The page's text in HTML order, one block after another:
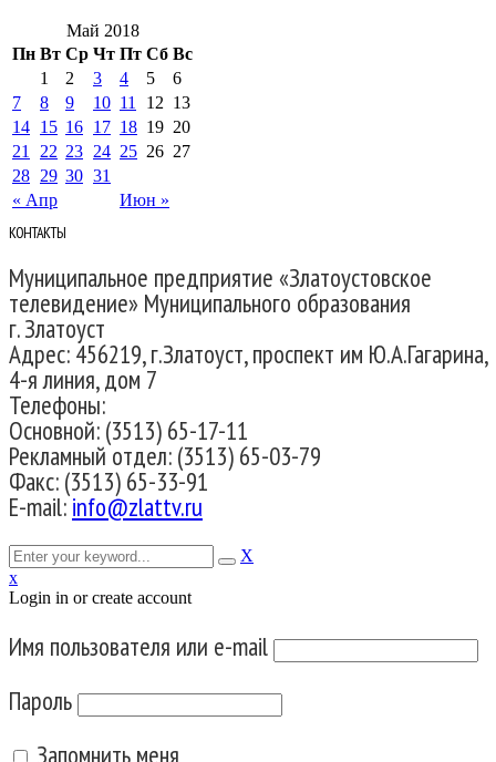
Май 2018
Пн Вт Ср Чт Пт Сб Вс
« Апр Июн »
1 2 3 4 5
6
7
8 9 10 11 12 13
14 15 16 17 18 19 20
21
22 23 24 25 26 27
28 29 30 31
КОНТАКТЫ
Муниципальное предприятие «Златоустовское
телевидение» Муниципального образования
г. Златоуст
Адрес: 456219, г.Златоуст, проспект им Ю.А.Гагарина,
4-я линия, дом 7
Телефоны:
Основной: (3513) 65-17-11
Рекламный отдел: (3513) 65-03-79
Факс: (3513) 65-33-91
E-mail:info@zlattv.ru
X
x
Login in or create account
Имя пользователя или e-mail
Пароль
Запомнить меня